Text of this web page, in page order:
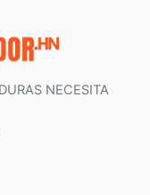
NECESITA